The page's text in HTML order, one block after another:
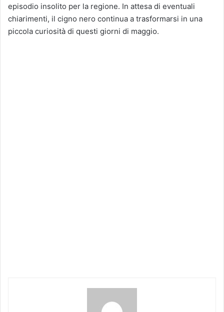
episodio insolito per la regione. In attesa di eventuali
chiarimenti, il cigno nero continua a trasformarsi in una
piccola curiosità di questi giorni di maggio.